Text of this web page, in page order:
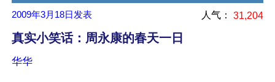
2009年3月18日 发表 人气： 31,204
真实小笑话：周永康的春天一日
华华